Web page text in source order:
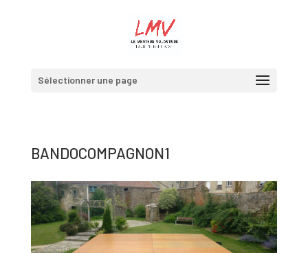
Sélectionner une page
BANDOCOMPAGNON1